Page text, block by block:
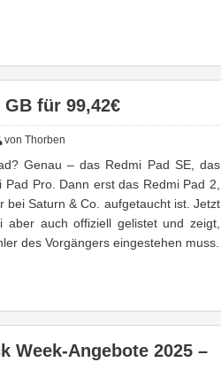
für 99,42€
von Thorben
Genau – das Redmi Pad SE, das
Pro. Dann erst das Redmi Pad 2,
bei Saturn & Co. aufgetaucht ist. Jetzt
auch offiziell gelistet und zeigt,
des Vorgängers eingestehen muss.
Week-Angebote 2025 –